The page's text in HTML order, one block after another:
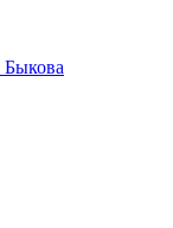
Быкова